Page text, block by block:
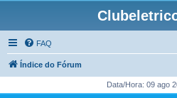
FAQ
Índice do Fórum
Data/Hora: 09 ago